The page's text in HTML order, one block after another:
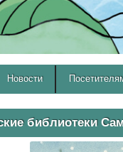
Новости
библиотеки